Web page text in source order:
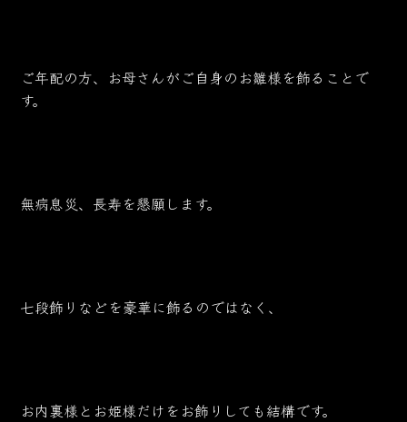
ご年配の方、お母さんが ご自身のお雛様を飾ることで
す。
無病息災、長寿を懇願します。
七段飾りなどを豪華に飾るのではなく、
お内裏様とお姫様だけをお飾りしても結構です。